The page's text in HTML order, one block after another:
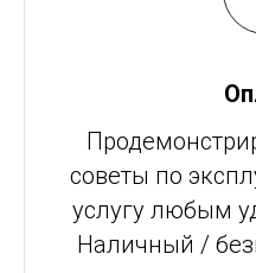
советы по
услугу любым
Наличный /